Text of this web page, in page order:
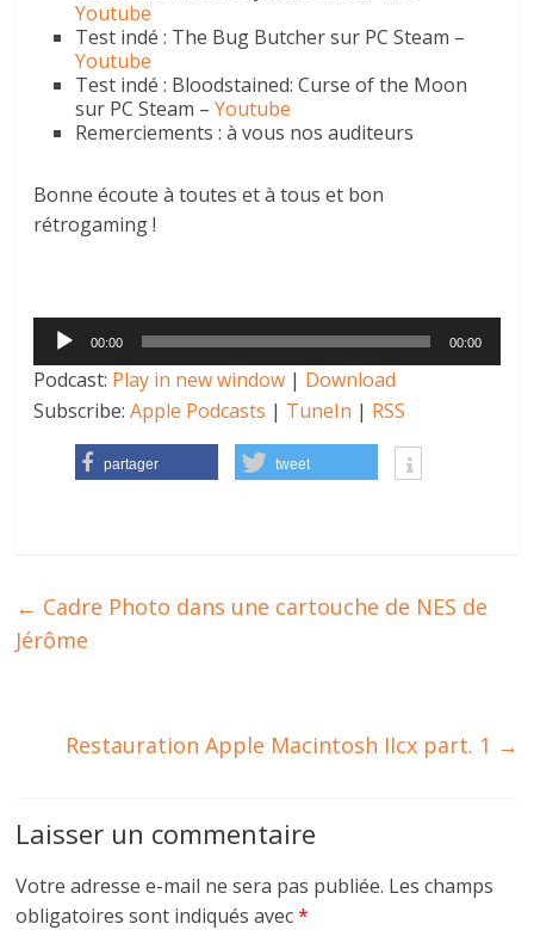
Youtube
Test indé : The Bug Butcher sur PC Steam –
Youtube
Test indé : Bloodstained: Curse of the Moon
sur PC Steam –Youtube
Remerciements : à vous nos auditeurs
Bonne écoute à toutes et à tous et bon
rétrogaming !
Lecteur
audio
00:00 00:00
Podcast: Play in new window | Download
Subscribe:Apple Podcasts | TuneIn | RSS
partager tweet
← Cadre Photo dans une cartouche de NES de
Jérôme
Restauration Apple Macintosh IIcx part. 1 →
Laisser un commentaire
Votre adresse e-mail ne sera pas publiée. Les champs
obligatoires sont indiqués avec*